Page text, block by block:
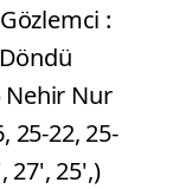
:
Nehir Nur
25-22, 25-
27', 25',)